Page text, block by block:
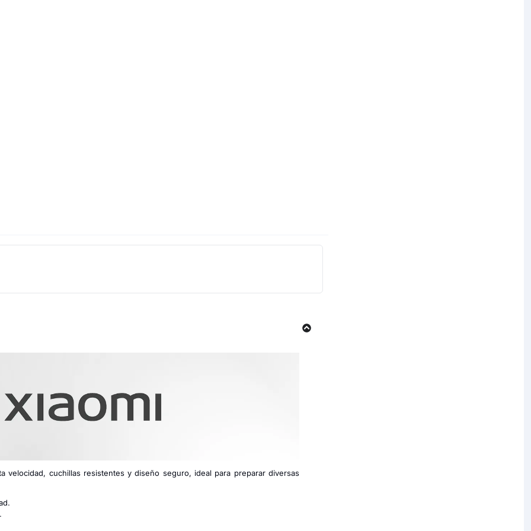
velocidad, cuchillas resistentes y diseño seguro, ideal para preparar diversas